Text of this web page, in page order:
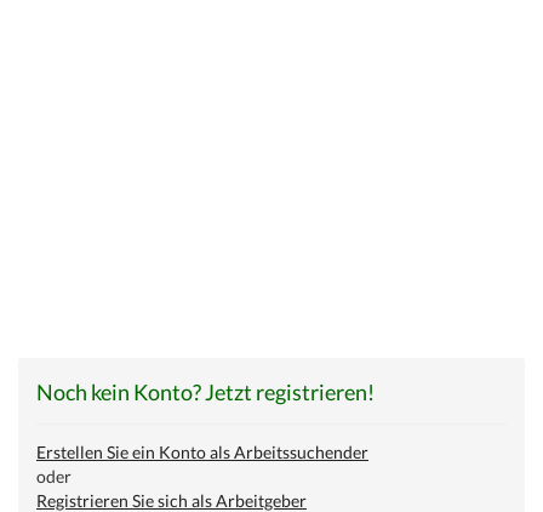
Noch kein Konto? Jetzt registrieren!
Erstellen Sie ein Konto als Arbeitssuchender
oder
Registrieren Sie sich als Arbeitgeber